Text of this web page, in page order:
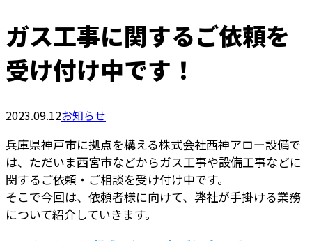
ガス工事に関するご依頼を
受け付け中です！
2023.09.12お知らせ
兵庫県神戸市に拠点を構える株式会社西神アロー設備で
は、ただいま西宮市などからガス工事や設備工事などに
関するご依頼・ご相談を受け付け中です。
そこで今回は、依頼者様に向けて、弊社が手掛ける業務
について紹介していきます。